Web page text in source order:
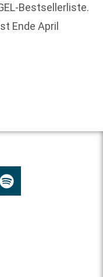
Bestsellerliste.
Ende April